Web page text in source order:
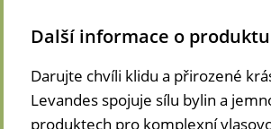
(elektronický)
Další informace o produktu
Darujte chvíli klidu a přirozené
Levandes spojuje sílu bylin a
produktech pro komplexní